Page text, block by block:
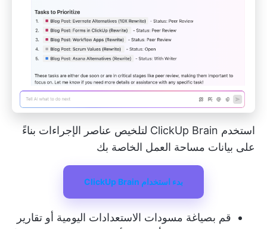
استخدم ClickUp Brain لتلخيص عناصر الإجراءات بناءً
على بيانات مساحة العمل الخاصة بك
بدء استخدام ClickUp Brain
قم بصياغة مسودات الاستعدادات اليومية أو تقارير